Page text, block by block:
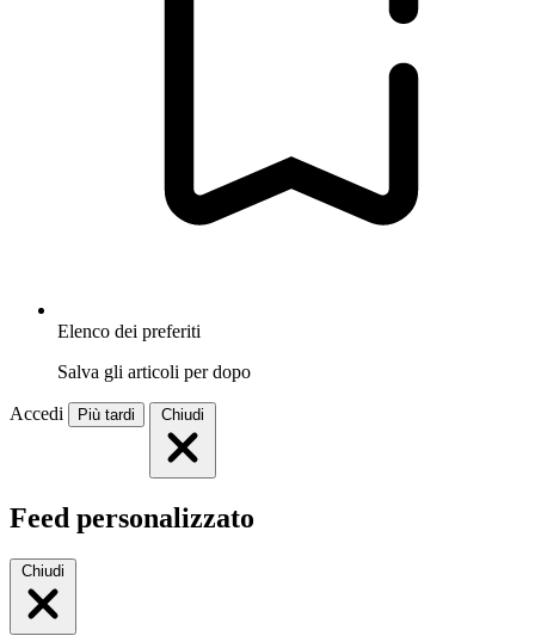
Elenco dei preferiti
Salva gli articoli per dopo
Accedi Più tardi Chiudi
Feed personalizzato
Chiudi